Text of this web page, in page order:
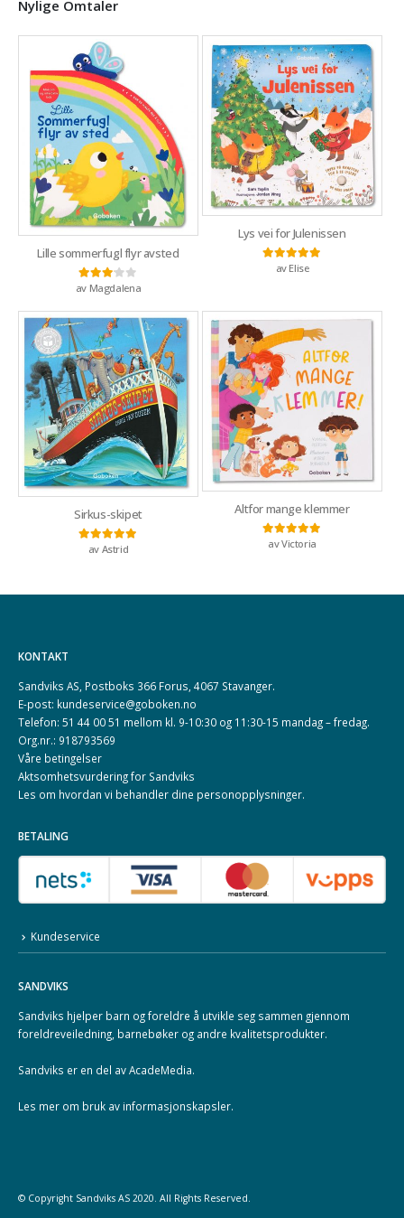
Nylige Omtaler
Lille sommerfugl flyr avsted
Vurdert3av 5
av Magdalena
Lys vei for Julenissen
Vurdert5
av Elise
Sirkus-skipet
Vurdert5
av Astrid
Altfor mange klemmer
Vurdert5av 5
av Victoria
KONTAKT
Sandviks AS, Postboks 366 Forus, 4067 Stavanger.
E-post: kundeservice@goboken.no
Telefon: 51 44 00 51 mellom kl. 9-10:30 og 11:30-15 mandag – fredag.
Org.nr.: 918793569
Våre betingelser
Aktsomhetsvurdering for Sandviks
Les om hvordan vi behandler dine personopplysninger.
BETALING
Kundeservice
SANDVIKS
Sandviks hjelper barn og foreldre å utvikle seg sammen gjennom
foreldreveiledning, barnebøker og andre kvalitetsprodukter.
Sandviks er en del avAcadeMedia.
Les mer om bruk av informasjonskapsler.
© Copyright Sandviks AS 2020. All Rights Reserved.